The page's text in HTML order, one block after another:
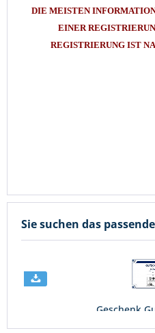
DIE MEISTEN
EINER
REGISTRIERUNG IST
Sie suchen das
Geschenk